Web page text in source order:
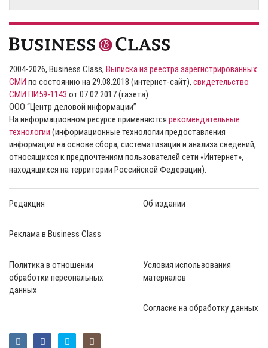
2004-2026, Business Class, Выписка из реестра зарегистрированных
СМИ по состоянию на 29.08.2018 (интернет-сайт), свидетельство
СМИ ПИ59-1143 от 07.02.2017 (газета)
ООО “Центр деловой информации”
На информационном ресурсе применяются рекомендательные
технологии (информационные технологии предоставления
информации на основе сбора, систематизации и анализа сведений,
относящихся к предпочтениям пользователей сети «Интернет»,
находящихся на территории Российской Федерации).
Редакция Об издании
Реклама в Business Class
Политика в отношении
обработки персональных
данных
Условия использования
материалов
Согласие на обработку данных